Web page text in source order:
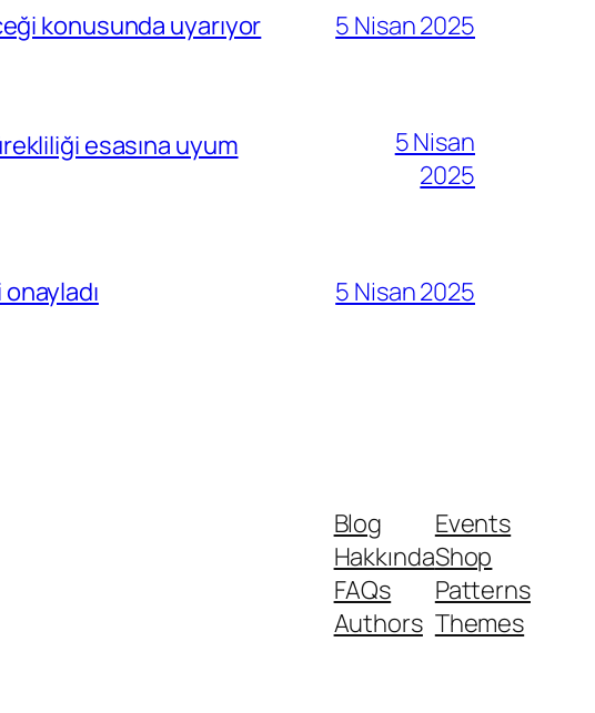
konusunda uyarıyor 5 Nisan 2025
esasına uyum
5 Nisan
2025
5 Nisan 2025
Blog
Hakkında
FAQs
Authors
Events
Shop
Patterns
Themes